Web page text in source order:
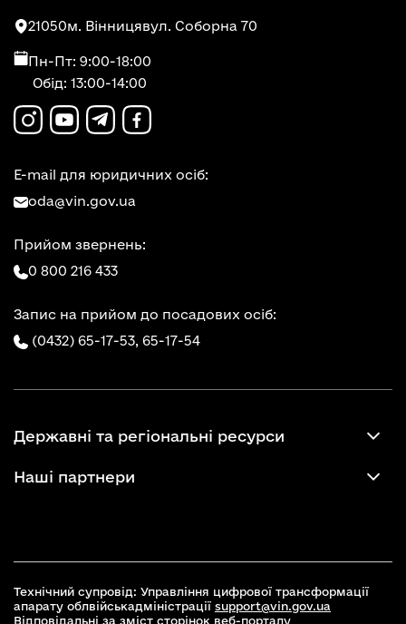
21050м. Вінницявул. Соборна 70
Пн-Пт: 9:00-18:00
Обід: 13:00-14:00
E-mail для юридичних осіб:
oda@vin.gov.ua
Прийом звернень:
0 800 216 433
Запис на прийом до посадових осіб:
(0432) 65-17-53, 65-17-54
Державні та регіональні ресурси
Наші партнери
Технічний супровід: Управління цифрової трансформації
апарату облвійськадміністрації support@vin.gov.ua
Відповідальні за зміст сторінок веб-порталу